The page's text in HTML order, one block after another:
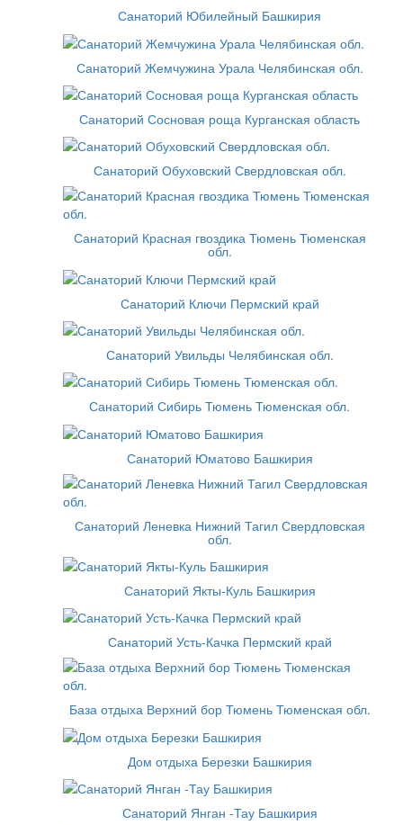
Санаторий Юбилейный Башкирия
Санаторий Жемчужина Урала Челябинская обл.
Санаторий Сосновая роща Курганская область
Санаторий Обуховский Свердловская обл.
Санаторий Красная гвоздика Тюмень Тюменская
обл.
Санаторий Ключи Пермский край
Санаторий Увильды Челябинская обл.
Санаторий Сибирь Тюмень Тюменская обл.
Санаторий Юматово Башкирия
Санаторий Леневка Нижний Тагил Свердловская
обл.
Санаторий Якты-Куль Башкирия
Санаторий Усть-Качка Пермский край
База отдыха Верхний бор Тюмень Тюменская обл.
Дом отдыха Березки Башкирия
Санаторий Янган -Тау Башкирия